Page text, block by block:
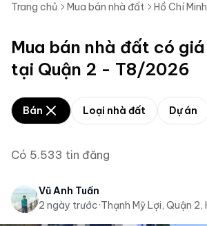
Trang chủ Mua bán nhà đất Hồ Chí Minh
Mua bán nhà đất có
tại Quận 2 - T8/2026
Bán Loại nhà đất Dự án
Có 5.533 tin đăng
Vũ Anh Tuấn
2 ngày trước·Thạnh Mỹ Lợi, Quận 2,